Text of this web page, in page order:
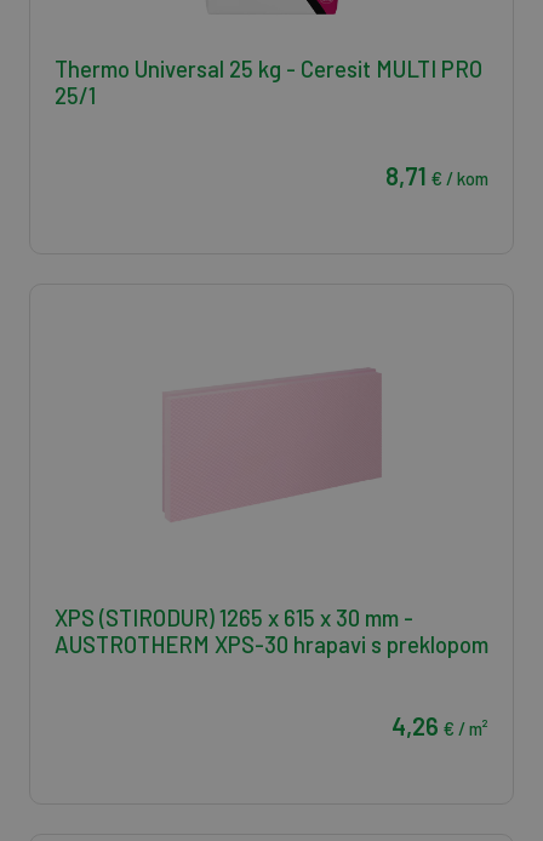
Thermo Universal 25 kg - Ceresit MULTI PRO
25/1
8,71 € / kom
XPS (STIRODUR) 1265 x 615 x 30 mm -
AUSTROTHERM XPS-30 hrapavi s preklopom
4,26 € / m²